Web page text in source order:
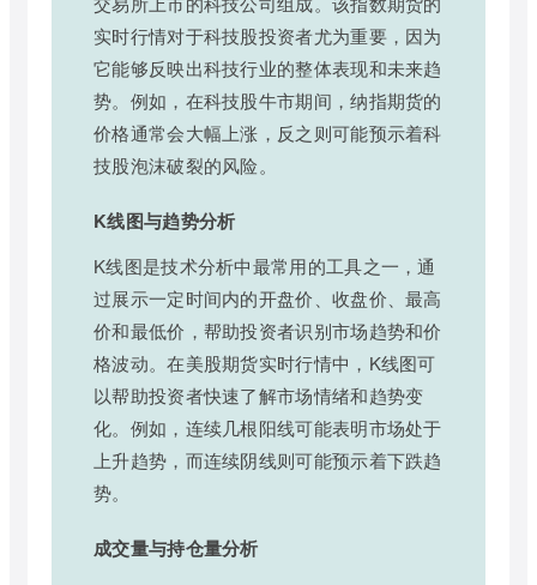
实时行情对于科技股投资者尤为重要，因为
它能够反映出科技行业的整体表现和未来趋
势。例如，在科技股牛市期间，纳指期货的
价格通常会大幅上涨，反之则可能预示着科
技股泡沫破裂的风险。
K线图与趋势分析
K线图是技术分析中最常用的工具之一，通
过展示一定时间内的开盘价、收盘价、最高
价和最低价，帮助投资者识别市场趋势和价
格波动。在美股期货实时行情中，K线图可
以帮助投资者快速了解市场情绪和趋势变
化。例如，连续几根阳线可能表明市场处于
上升趋势，而连续阴线则可能预示着下跌趋
势。
成交量与持仓量分析